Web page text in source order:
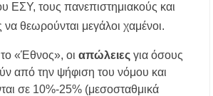
ζώων στα
του Πολυγύρου
ΕΣΥ, τους πανεπιστημιακούς και
να θεωρούνται μεγάλοι χαμένοι.
«Έθνος», οιαπώλειες για όσους
από την ψήφιση του νόμου και
σε 10%-25% (μεσοσταθμικά